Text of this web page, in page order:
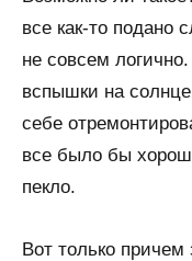
все как-то подано
не совсем
вспышки на
себе
все было бы
пекло.
Вот только